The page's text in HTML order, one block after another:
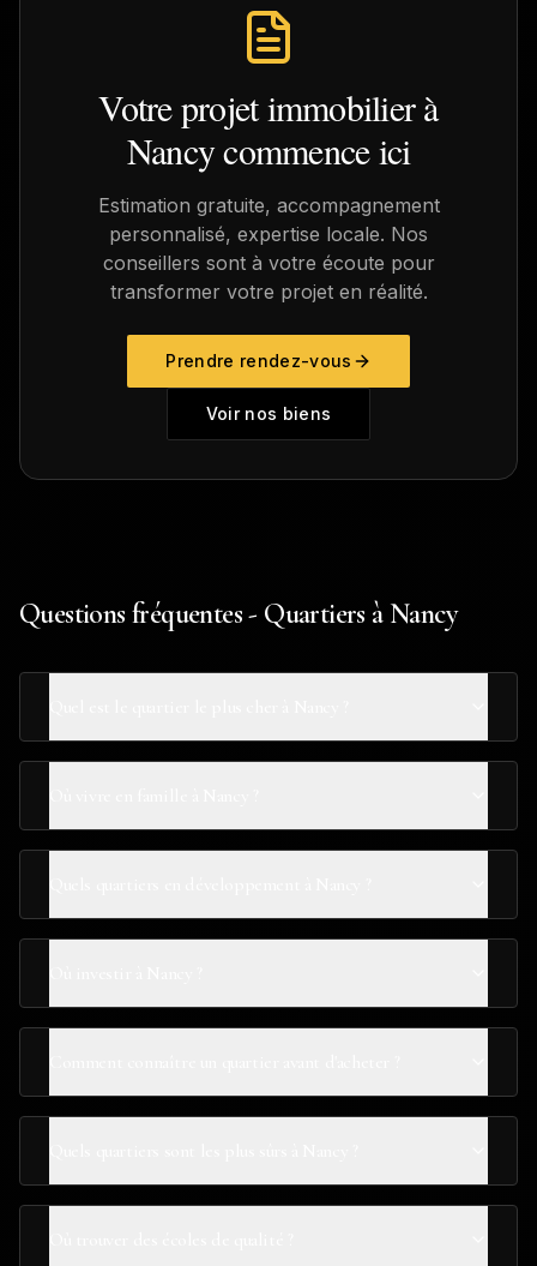
Votre projet immobilier à
Nancycommence ici
Estimation gratuite, accompagnement
personnalisé, expertise locale. Nos
conseillers sont à votre écoute pour
transformer votre projet en réalité.
Prendre rendez-vous
Voir nos biens
Questions fréquentes - Quartiers à Nancy